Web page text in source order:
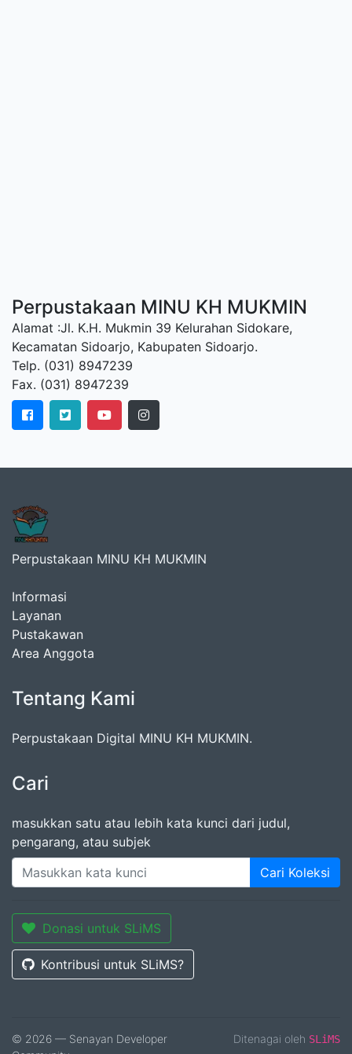
Perpustakaan MINU KH MUKMIN
Alamat :Jl. K.H. Mukmin 39 Kelurahan Sidokare,
Kecamatan Sidoarjo, Kabupaten Sidoarjo.
Telp. (031) 8947239
Fax. (031) 8947239
Perpustakaan MINU KH MUKMIN
Informasi
Layanan
Pustakawan
Area Anggota
Tentang Kami
Perpustakaan Digital MINU KH MUKMIN.
Cari
masukkan satu atau lebih kata kunci dari judul,
pengarang, atau subjek
Cari Koleksi
Donasi untuk SLiMS
Kontribusi untuk SLiMS?
© 2026 — Senayan Developer
Ditenagai oleh SLiMS